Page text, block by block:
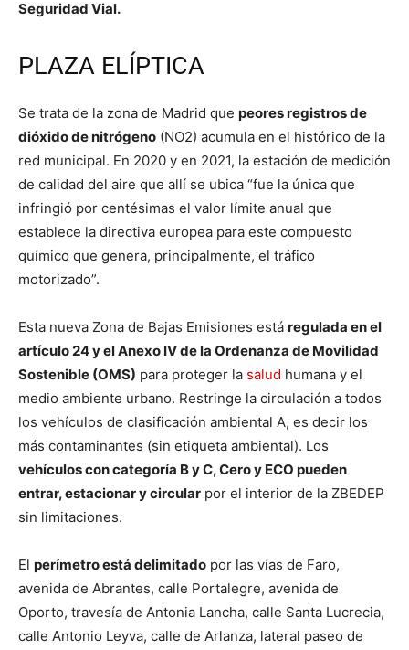
Seguridad Vial.
PLAZA ELÍPTICA
Se trata de la zona de Madrid que peores registros de
dióxido de nitrógeno (NO2) acumula en el histórico de la
red municipal. En 2020 y en 2021, la estación de medición
de calidad del aire que allí se ubica “fue la única que
infringió por centésimas el valor límite anual que
establece la directiva europea para este compuesto
químico que genera, principalmente, el tráfico
motorizado”.
Esta nueva Zona de Bajas Emisiones está regulada en el
artículo 24 y el Anexo IV de la Ordenanza de Movilidad
Sostenible (OMS) para proteger la salud humana y el
medio ambiente urbano. Restringe la circulación a todos
los vehículos de clasificación ambiental A, es decir los
más contaminantes (sin etiqueta ambiental). Los
vehículos con categoría B y C, Cero y ECO pueden
entrar, estacionar y circular por el interior de la ZBEDEP
sin limitaciones.
El perímetro está delimitado por las vías de Faro,
avenida de Abrantes, calle Portalegre, avenida de
Oporto, travesía de Antonia Lancha, calle Santa Lucrecia,
calle Antonio Leyva, calle de Arlanza, lateral paseo de